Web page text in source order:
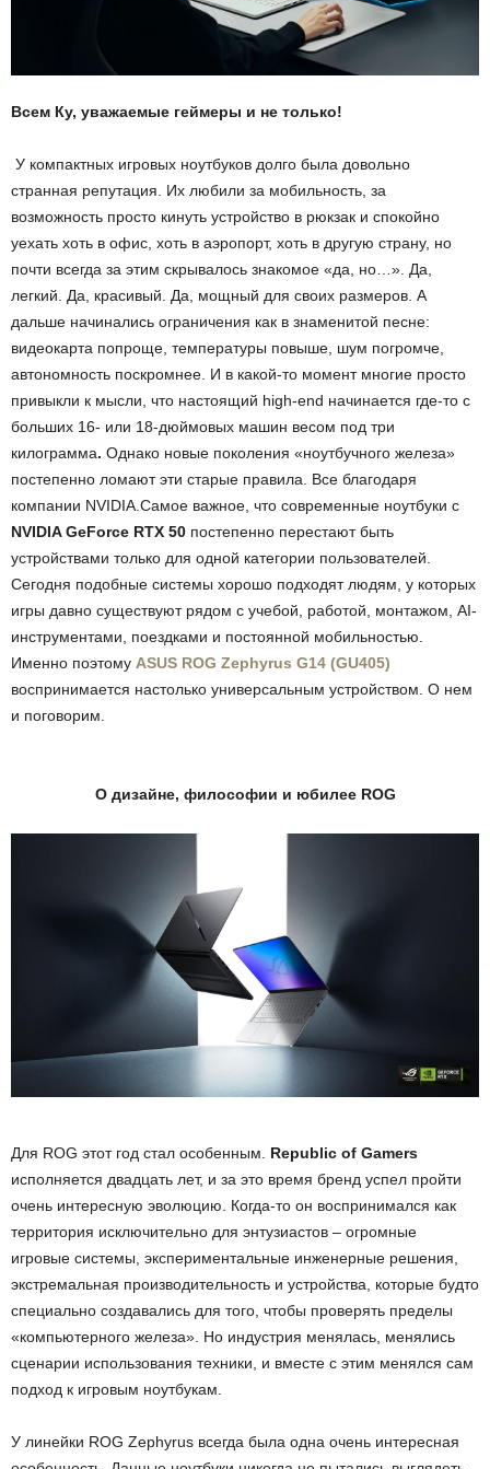
Всем Ку, уважаемые геймеры и не только!
У компактных игровых ноутбуков долго была довольно
странная репутация. Их любили за мобильность, за
возможность просто кинуть устройство в рюкзак и спокойно
уехать хоть в офис, хоть в аэропорт, хоть в другую страну, но
почти всегда за этим скрывалось знакомое «да, но…». Да,
легкий. Да, красивый. Да, мощный для своих размеров. А
дальше начинались ограничения как в знаменитой песне:
видеокарта попроще, температуры повыше, шум погромче,
автономность поскромнее. И в какой-то момент многие просто
привыкли к мысли, что настоящий high-end начинается где-то с
больших 16- или 18-дюймовых машин весом под три
килограмма. Однако новые поколения «ноутбучного железа»
постепенно ломают эти старые правила. Все благодаря
компании NVIDIA.Самое важное, что современные ноутбуки с
NVIDIA GeForce RTX 50 постепенно перестают быть
устройствами только для одной категории пользователей.
Сегодня подобные системы хорошо подходят людям, у которых
игры давно существуют рядом с учебой, работой, монтажом, AI-
инструментами, поездками и постоянной мобильностью.
Именно поэтому ASUS ROG Zephyrus G14 (GU405)
воспринимается настолько универсальным устройством. О нем
и поговорим.
О дизайне, философии и юбилее ROG
Для ROG этот год стал особенным. Republic of Gamers
исполняется двадцать лет, и за это время бренд успел пройти
очень интересную эволюцию. Когда-то он воспринимался как
территория исключительно для энтузиастов – огромные
игровые системы, экспериментальные инженерные решения,
экстремальная производительность и устройства, которые будто
специально создавались для того, чтобы проверять пределы
«компьютерного железа». Но индустрия менялась, менялись
сценарии использования техники, и вместе с этим менялся сам
подход к игровым ноутбукам.
У линейки ROG Zephyrus всегда была одна очень интересная